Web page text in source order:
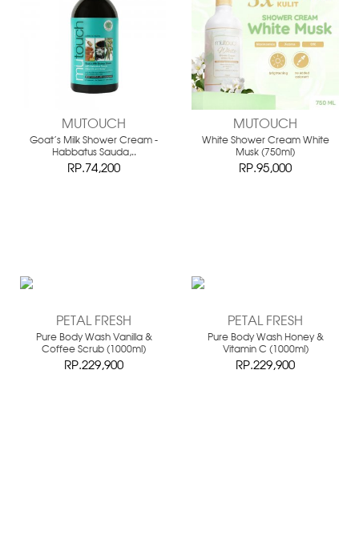
MUTOUCH
Goat's Milk Shower Cream -
Habbatus Sauda,..
RP.74,200
MUTOUCH
White Shower Cream White
Musk (750ml)
RP.95,000
PETAL FRESH
Pure Body Wash Vanilla &
Coffee Scrub (1000ml)
RP.229,900
PETAL FRESH
Pure Body Wash Honey &
Vitamin C (1000ml)
RP.229,900